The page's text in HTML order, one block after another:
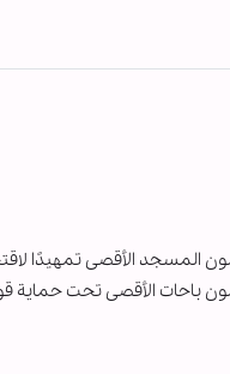
المسجد الأقصى تمهيدًا
باحات الأقصى تحت حماية